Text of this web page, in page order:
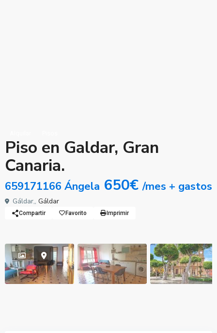
Piso en Galdar, Gran
Canaria.
659171166 Ángela 650€/mes + gastos
Gáldar,, Gáldar
Compartir Favorito Imprimir